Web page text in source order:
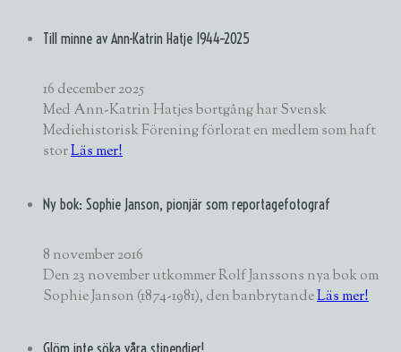
Till minne av Ann-Katrin Hatje 1944–2025
16 december 2025
Med Ann-Katrin Hatjes bortgång har Svensk
Mediehistorisk Förening förlorat en medlem som haft
storLäs mer!
Ny bok: Sophie Janson, pionjär som reportagefotograf
8 november 2016
Den 23 november utkommer Rolf Janssons nya bok om
Sophie Janson (1874-1981), den banbrytandeLäs mer!